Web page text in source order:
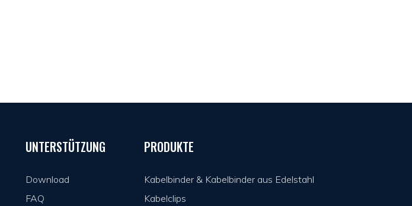
UNTERSTÜTZUNG
Download
FAQ
PRODUKTE
Kabelbinder & Kabelbinder aus Edelstahl
Kabelclips